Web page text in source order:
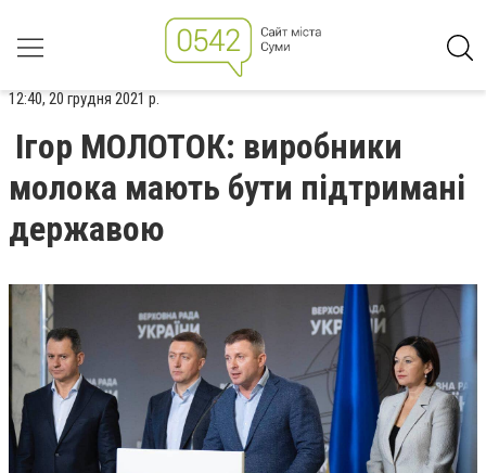
12:40, 20 грудня 2021 р.
Ігор МОЛОТОК: виробники
молока мають бути підтримані
державою